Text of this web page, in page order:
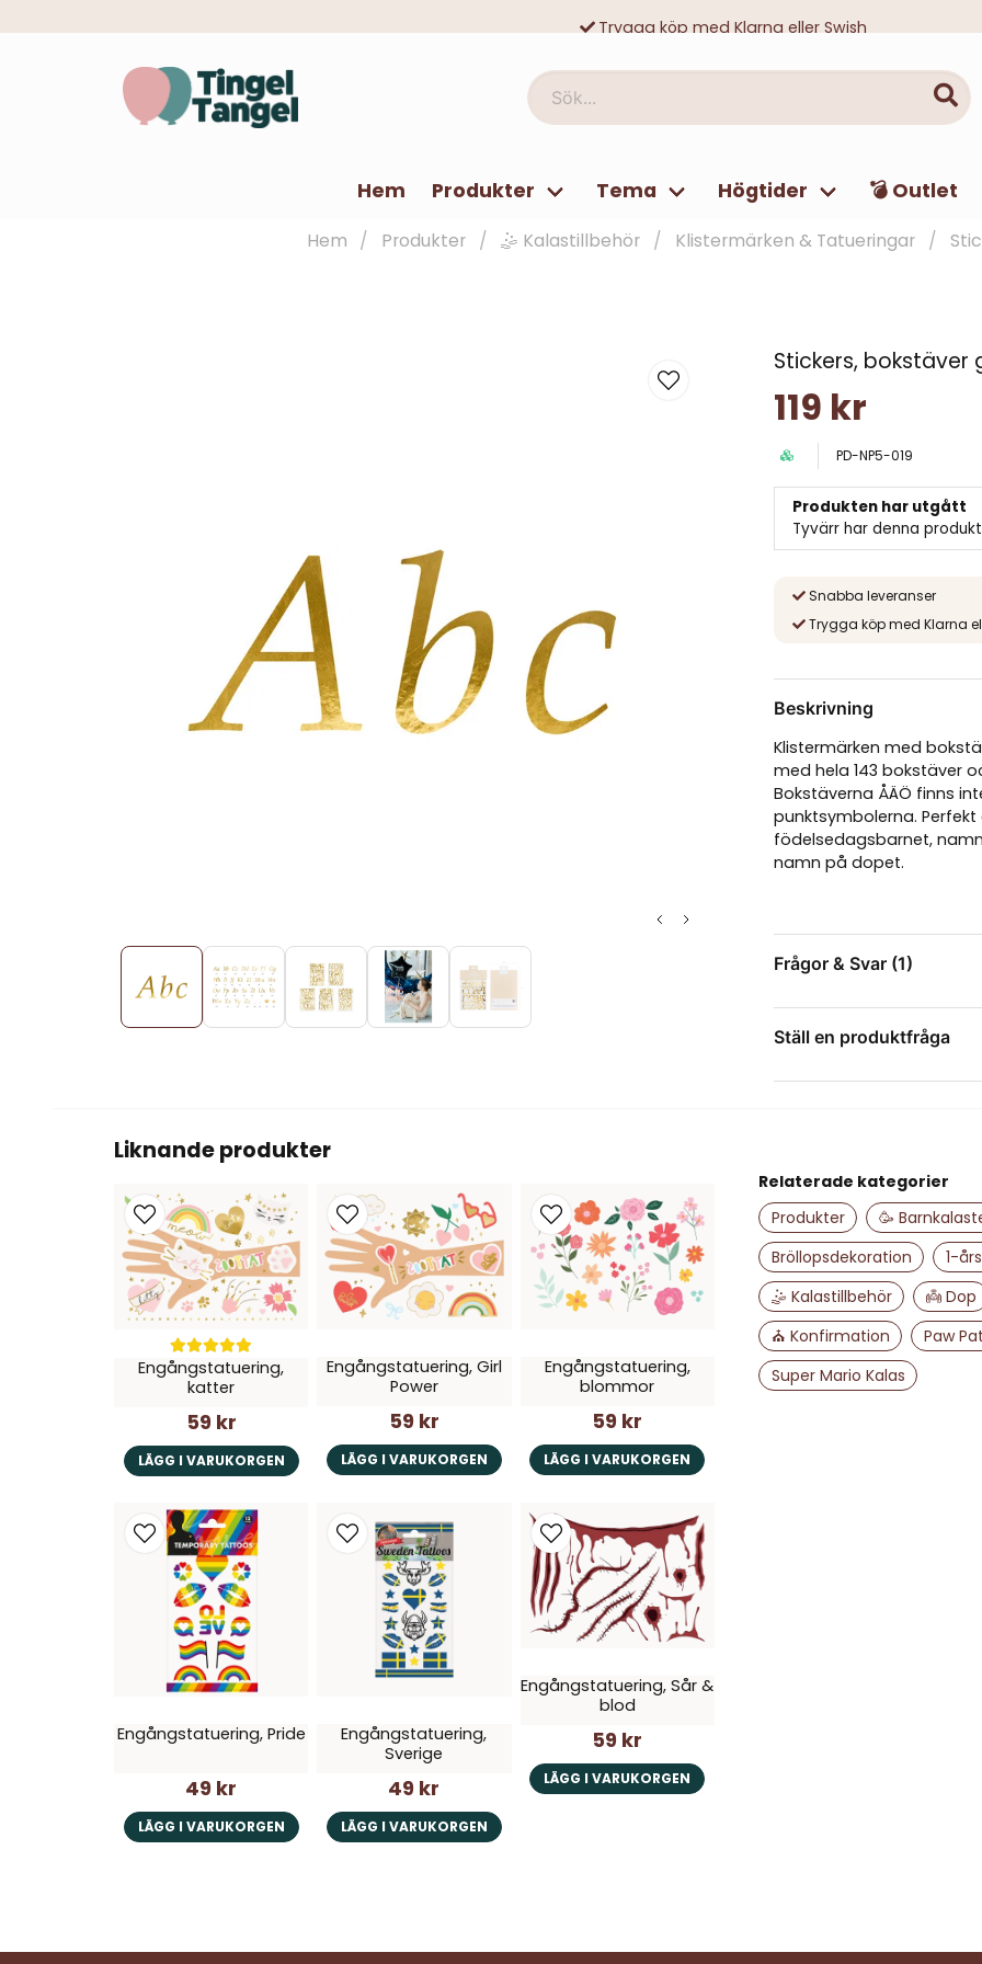
Trygga köp med Klarna eller Swish
Sök...
Hem Produkter Tema Högtider 💣 Outlet
Hem Produkter 🤹 Kalastillbehör Klistermärken & Tatueringar
Stickers, bokstäver
119 kr
PD-NP5-019
Produkten har utgått
Tyvärr har denna
Snabba leveranser
Trygga köp med Klarna
Beskrivning
Klistermärken med
med hela 143 bokstäver
Bokstäverna ÅÄÖ finns
punktsymbolerna.
födelsedagsbarnet,
namn på dopet.
Frågor & Svar (1)
Majida frågadeför 2 år
Ställ en produktfråga
name
Namn
Ja, ni får
Liknande produkter
Engångstatuering,
katter
59 kr
LÄGG I VARUKORGEN
Engångstatuering, Girl
Power
59 kr
LÄGG I VARUKORGEN
Engångstatuering,
blommor
59 kr
LÄGG I VARUKORGEN
Engångstatuering, Pride
49 kr
LÄGG I VARUKORGEN
Engångstatuering,
Sverige
49 kr
LÄGG I VARUKORGEN
Engångstatuering, Sår &
blod
59 kr
LÄGG I VARUKORGEN
Relaterade kategorier
Produkter
🥳
Bröllopsdekoration
1-
🤹 Kalastillbehör
👼 Dop
⛪ Konfirmation
Paw
Super Mario Kalas